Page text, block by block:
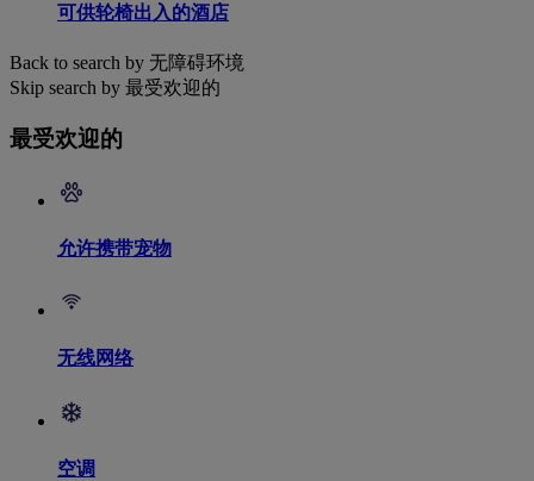
可供轮椅出入的酒店
Back to search by 无障碍环境
Skip search by 最受欢迎的
最受欢迎的
允许携带宠物
无线网络
空调